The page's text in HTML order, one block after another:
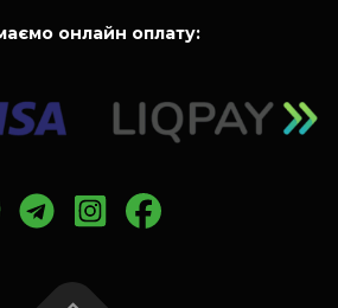
онлайн оплату: